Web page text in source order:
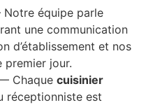
équipe parle
une communication
d’établissement et nos
premier jour.
Chaque cuisinier
réceptionniste est